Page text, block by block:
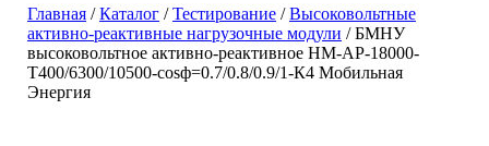
Главная /Каталог /Тестирование /Высоковольтные
активно-реактивные нагрузочные модули /БМНУ
высоковольтное активно-реактивное НМ-АР-18000-
Т400/6300/10500-cosф=0.7/0.8/0.9/1-К4 Мобильная
Энергия